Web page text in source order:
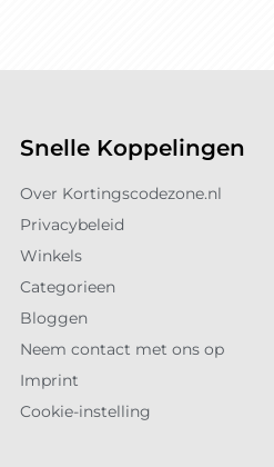
Snelle Koppelingen
Over Kortingscodezone.nl
Privacybeleid
Winkels
Categorieen
Bloggen
Neem contact met ons op
Imprint
Cookie-instelling